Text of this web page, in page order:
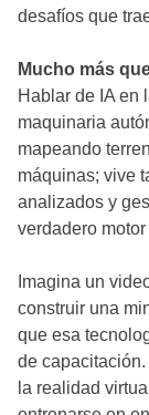
desafíos que
Mucho más
Hablar de IA en
maquinaria
mapeando
máquinas; vive
analizados y
verdadero
Imagina un
construir una
que esa
de
la realidad